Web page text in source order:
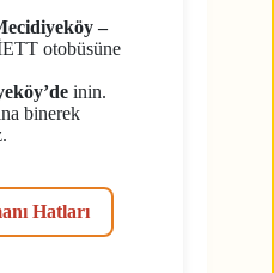
–
otobüsüne
inin.
binerek
Hatları